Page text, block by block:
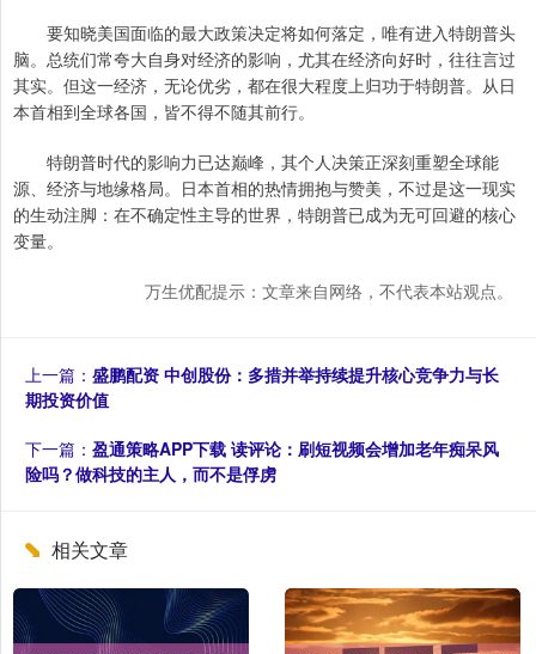
要知晓美国面临的最大政策决定将如何落定，唯有进入特朗普头
脑。总统们常夸大自身对经济的影响，尤其在经济向好时，往往言过
其实。但这一经济，无论优劣，都在很大程度上归功于特朗普。从日
本首相到全球各国，皆不得不随其前行。
特朗普时代的影响力已达巅峰，其个人决策正深刻重塑全球能
源、经济与地缘格局。日本首相的热情拥抱与赞美，不过是这一现实
的生动注脚：在不确定性主导的世界，特朗普已成为无可回避的核心
变量。
万生优配提示：文章来自网络，不代表本站观点。
上一篇： 盛鹏配资 中创股份：多措并举持续提升核心竞争力与长
期投资价值
下一篇： 盈通策略APP下载 读评论：刷短视频会增加老年痴呆风
险吗？做科技的主人，而不是俘虏
相关文章